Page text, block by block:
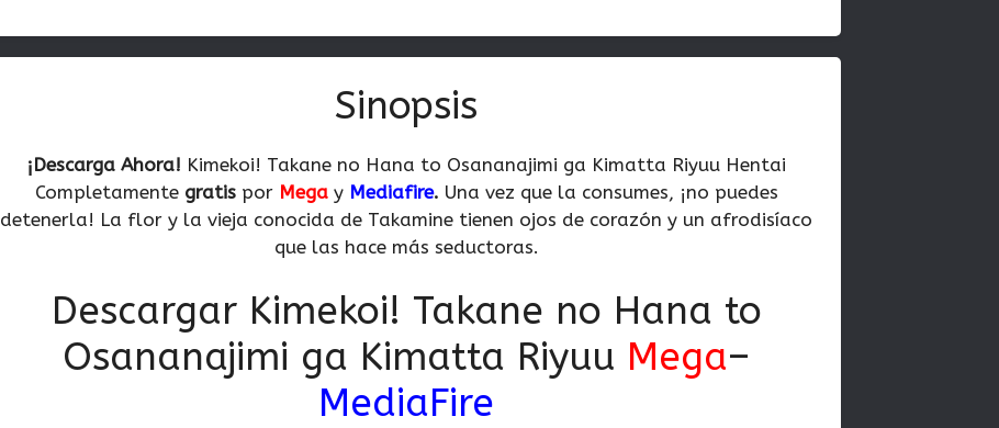
Sinopsis
¡Descarga Ahora! Kimekoi! Takane no Hana to Osananajimi ga Kimatta Riyuu Hentai
Completamente gratispor Megay Mediafire. Una vez que la consumes, ¡no puedes
detenerla! La flor y la vieja conocida de Takamine tienen ojos de corazón y un afrodisíaco
que las hace más seductoras.
Descargar Kimekoi! Takane no Hana to
Osananajimi ga Kimatta Riyuu Mega–
MediaFire